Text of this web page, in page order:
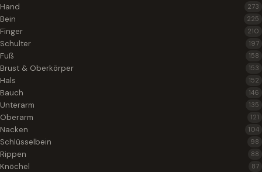
Hand 273
Bein 225
Finger 210
Schulter 197
Fuß 158
Brust & Oberkörper 153
Hals 152
Bauch 146
Unterarm 135
Oberarm 121
Nacken 104
Schlüsselbein 98
Rippen 88
Knöchel 87